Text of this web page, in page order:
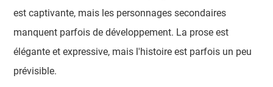
est captivante, mais les personnages secondaires
manquent parfois de développement. La prose est
élégante et expressive, mais l'histoire est parfois un peu
prévisible.